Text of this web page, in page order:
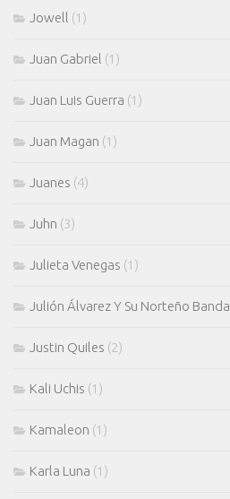
Jowell (1)
Juan Gabriel (1)
Juan Luis Guerra (1)
Juan Magan (1)
Juanes (4)
Juhn (3)
Julieta Venegas (1)
Julión Álvarez Y Su Norteño Banda
Justin Quiles (2)
Kali Uchis (1)
Kamaleon (1)
Karla Luna (1)